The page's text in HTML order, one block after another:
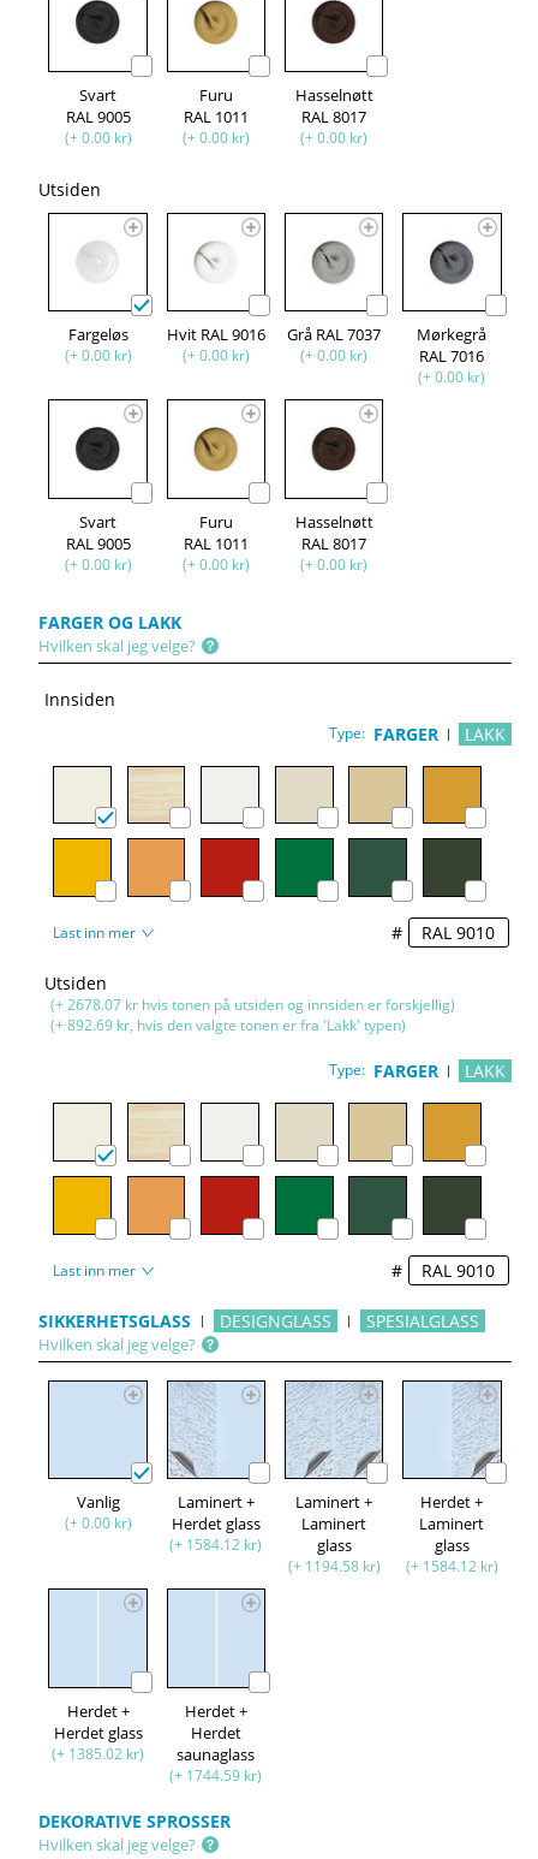
Svart
RAL 9005
(+ 0.00 kr)
Furu
RAL 1011
(+ 0.00 kr)
Hasselnøtt
RAL 8017
(+ 0.00 kr)
Utsiden
Fargeløs
(+ 0.00 kr)
Hvit RAL 9016
(+ 0.00 kr)
Grå RAL 7037
(+ 0.00 kr)
Mørkegrå
RAL 7016
(+ 0.00 kr)
Svart
RAL 9005
(+ 0.00 kr)
Furu
RAL 1011
(+ 0.00 kr)
Hasselnøtt
RAL 8017
(+ 0.00 kr)
FARGER OG LAKK
Hvilken skal jeg velge?
Innsiden
Type: FARGER LAKK
Last inn mer #
Utsiden
(+ 2678.07 kr hvis tonen på utsiden og innsiden er forskjellig)
(+ 892.69 kr, hvis den valgte tonen er fra 'Lakk' typen)
Type: FARGER LAKK
Last inn mer #
SIKKERHETSGLASS DESIGNGLASS SPESIALGLASS
Hvilken skal jeg velge?
Vanlig
(+ 0.00 kr)
Laminert +
Herdet glass
(+ 1584.12 kr)
Laminert +
Laminert
glass
(+ 1194.58 kr)
Herdet +
Laminert
glass
(+ 1584.12 kr)
Herdet +
Herdet glass
(+ 1385.02 kr)
Herdet +
Herdet
saunaglass
(+ 1744.59 kr)
DEKORATIVE SPROSSER
Hvilken skal jeg velge?